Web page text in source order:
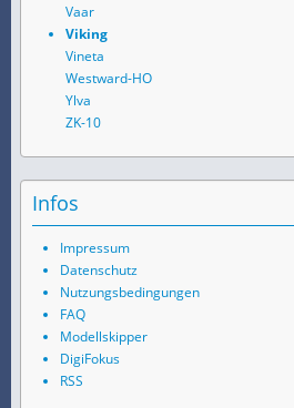
Vaar
Viking
Vineta
Westward-HO
Ylva
ZK-10
Infos
Impressum
Datenschutz
Nutzungsbedingungen
FAQ
Modellskipper
DigiFokus
RSS